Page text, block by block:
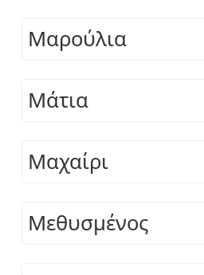
Μαρούλια
Μάτια
Μαχαίρι
Μεθυσμένος